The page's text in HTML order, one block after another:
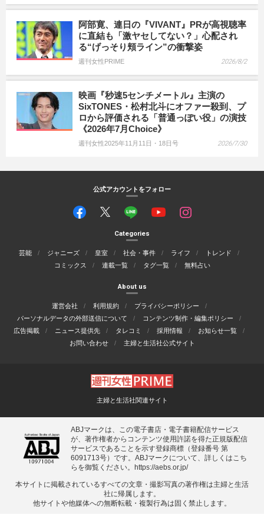
阿部寛、連日の『VIVANT』PRが高視聴率
に直結も「激ヤセしてない？」心配され
る“げっそり頬ライン”の衝撃姿
週刊女性PRIME 2026/8/2
映画『秒速5センチメートル』主演の
SixTONES・松村北斗にオファー殺到、プ
ロから評価される「普通っぽい役」の演技
《2026年7月Choice》
週刊女性2025年11月11日・18日号 2026/7/30
公式アカウントをフォロー
Categories
芸能 ジャニーズ 皇室 社会・事件 ライフ
トレンド
コミックス
連載一覧 タグ一覧 無料占い
About us
運営会社 利用規約
プライバシーポリシー
パーソナルデータの外部送信について
コンテンツ制作・編集ポリシー
広告掲載
ニュース提供先 タレコミ 採用情報
お知らせ一覧
お問い合わせ
主婦と生活社公式サイト
主婦と生活社関連サイト
ABJマークは、この電子書店・電子書籍配信サービス
が、著作権者からコンテンツ使用許諾を得た正規版配信
サービスであることを示す登録商標（登録番号 第
6091713号）です。ABJマークについて、詳しくはこち
らを御覧ください。
https://aebs.or.jp/
本サイトに掲載されているすべての⽂章・撮影写真の著作権は主婦と⽣活
社に帰属します。
他サイトや他媒体への無断転載・複製⾏為は固く禁⽌します。